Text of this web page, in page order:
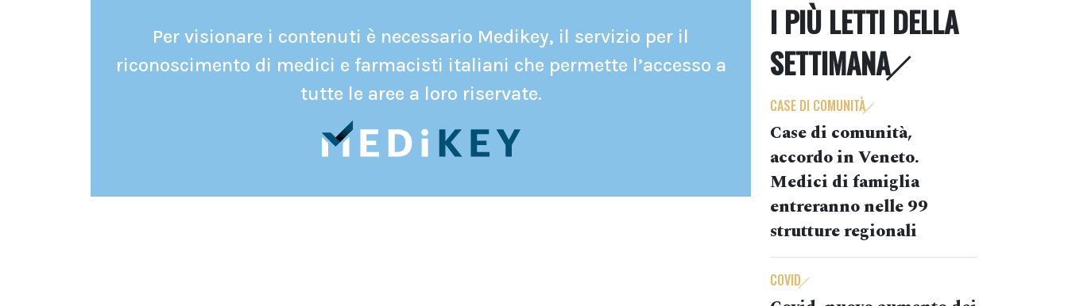
Per visionare i contenuti è necessario Medikey, il servizio per il
riconoscimento di medici e farmacisti italiani che permette l’accesso a
tutte le aree a loro riservate.
I PIÙ LETTI DELLA
SETTIMANA
CASE DI COMUNITÀ
Case di comunità,
accordo in Veneto.
Medici di famiglia
entreranno nelle 99
strutture regionali
COVID